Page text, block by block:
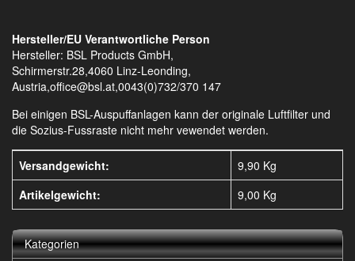
Hersteller/EU Verantwortliche Person
Hersteller: BSL Products GmbH,
Schirmerstr.28,4060 Linz-Leonding,
Austria,office@bsl.at,0043(0)732/370 147
Bei einigen BSL-Auspuffanlagen kann der originale Luftfilter und
die Sozius-Fussraste nicht mehr vewendet werden.
Versandgewicht:
9,90 Kg
Artikelgewicht:
9,00 Kg
Kategorien